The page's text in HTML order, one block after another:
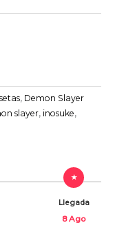
, Demon Slayer
slayer, inosuke,
Llegada
8 Ago